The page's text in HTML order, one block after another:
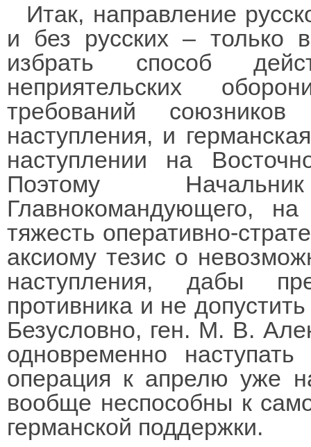
Итак, направление
и без русских – только
избрать способ
неприятельских
требований
наступления, и
наступлении на
Поэтому
Главнокомандующего,
тяжесть оперативно-
аксиому тезис о
наступления, дабы
противника и не
Безусловно, ген. М. В.
одновременно
операция к апрелю уже
вообще неспособны к
германской поддержки.